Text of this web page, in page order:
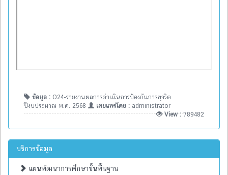
ข้อมูล : O24-รายงานผลการดำเนินการป้องกันการทุจริต
ปีงบประมาณ พ.ศ. 2568
เผยแพร่โดย : administrator
View :789482
บริการข้อมูล
แผนพัฒนาการศึกษาขั้นพื้นฐาน